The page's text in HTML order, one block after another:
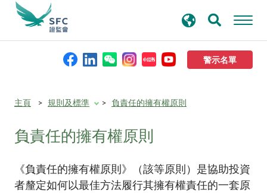
警示名單
本會簡介
監管職能
規則及標準
尋
主頁 規則及標準 負責任的擁有權原則
負責任的擁有權原則
《負責任的擁有權原則》（該等原則）是協助投資
者釐定如何以最佳方法履行其擁有權責任的一套原